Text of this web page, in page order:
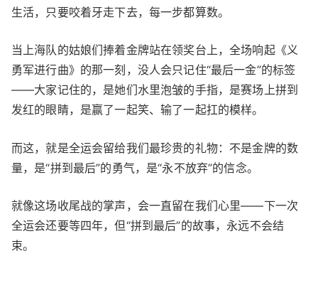
生活，只要咬着牙走下去，每一步都算数。
当上海队的姑娘们捧着金牌站在领奖台上，全场响起《义
勇军进行曲》的那一刻，没人会只记住“最后一金”的标签
——大家记住的，是她们水里泡皱的手指，是赛场上拼到
发红的眼睛，是赢了一起笑、输了一起扛的模样。
而这，就是全运会留给我们最珍贵的礼物：不是金牌的数
量，是“拼到最后”的勇气，是“永不放弃”的信念。
就像这场收尾战的掌声，会一直留在我们心里——下一次
全运会还要等四年，但“拼到最后”的故事，永远不会结
束。